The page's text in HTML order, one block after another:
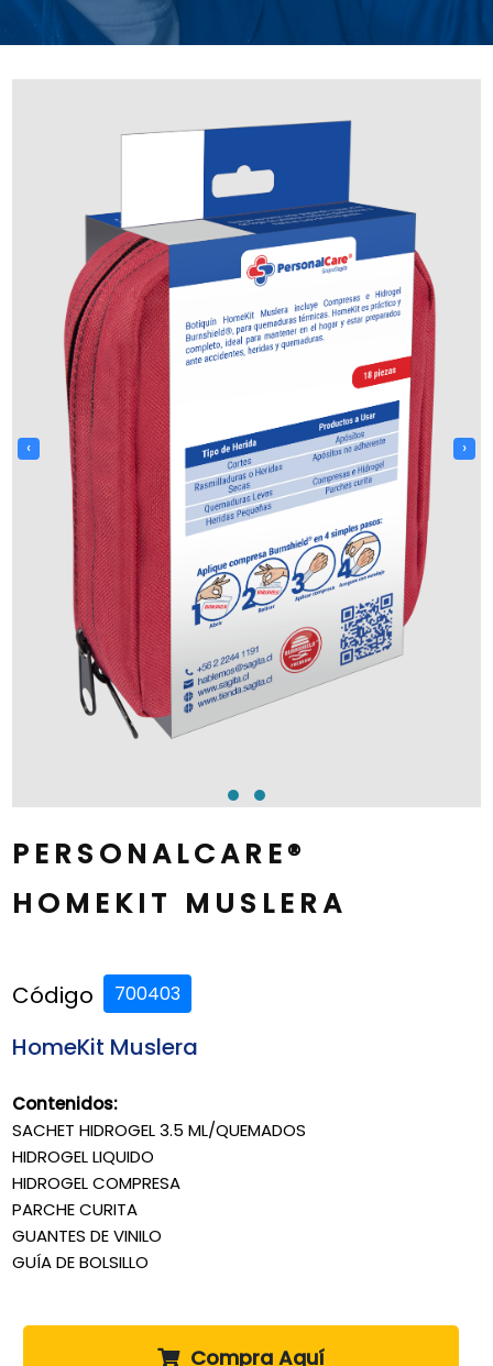
‹ ›
PERSONALCARE®
HOMEKIT MUSLERA
Código 700403
HomeKit Muslera
Contenidos:
SACHET HIDROGEL 3.5 ML/QUEMADOS
HIDROGEL LIQUIDO
HIDROGEL COMPRESA
PARCHE CURITA
GUANTES DE VINILO
GUÍA DE BOLSILLO
Compra Aquí